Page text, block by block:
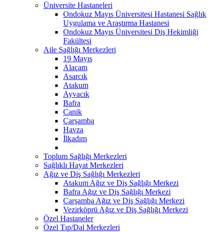
Üniversite Hastaneleri
Ondokuz Mayıs Üniversitesi Hastanesi Sağlık
Uygulama ve Araştırma Hastanesi
Ondokuz Mayıs Üniversitesi Diş Hekimliği
Fakültesi
Aile Sağlığı Merkezleri
19 Mayıs
Alaçam
Asarcık
Atakum
Ayvacık
Bafra
Canik
Çarşamba
Havza
İlkadım
Toplum Sağlığı Merkezleri
Sağlıklı Hayat Merkezleri
Ağız ve Diş Sağlığı Merkezleri
Atakum Ağız ve Diş Sağlığı Merkezi
Bafra Ağız ve Diş Sağlığı Merkezi
Çarşamba Ağız ve Diş Sağlığı Merkezi
Vezirköprü Ağız ve Diş Sağlığı Merkezi
Özel Hastaneler
Özel Tıp/Dal Merkezleri